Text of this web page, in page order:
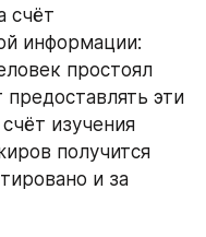
счёт
информации:
простоял
эти
изучения
получится
и за